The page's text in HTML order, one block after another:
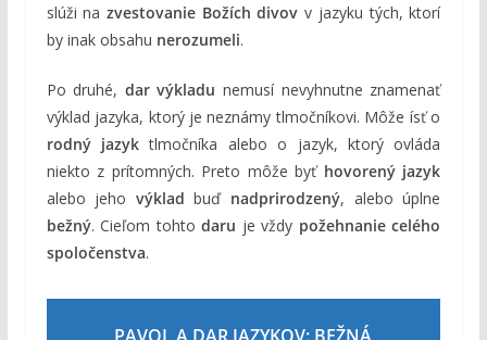
slúži nazvestovanie Božích divov v jazyku tých, ktorí
by inak obsahu nerozumeli.
Po druhé, dar výkladu nemusí nevyhnutne znamenať
výklad jazyka, ktorý je neznámy tlmočníkovi. Môže ísť o
rodný jazyk tlmočníka alebo o jazyk, ktorý ovláda
niekto z prítomných. Preto môže byť hovorený jazyk
alebo jeho výklad buď nadprirodzený, alebo úplne
bežný. Cieľom tohtodaru je vždy požehnanie celého
spoločenstva.